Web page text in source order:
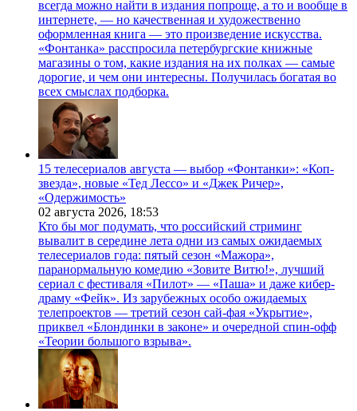
всегда можно найти в издания попроще, а то и вообще в
интернете, — но качественная и художественно
оформленная книга — это произведение искусства.
«Фонтанка» расспросила петербургские книжные
магазины о том, какие издания на их полках — самые
дорогие, и чем они интересны. Получилась богатая во
всех смыслах подборка.
15 телесериалов августа — выбор «Фонтанки»: «Коп-
звезда», новые «Тед Лессо» и «Джек Ричер»,
«Одержимость»
02 августа 2026, 18:53
Кто бы мог подумать, что российский стриминг
вывалит в середине лета одни из самых ожидаемых
телесериалов года: пятый сезон «Мажора»,
паранормальную комедию «Зовите Витю!», лучший
сериал с фестиваля «Пилот» — «Паша» и даже кибер-
драму «Фейк». Из зарубежных особо ожидаемых
телепроектов — третий сезон сай-фая «Укрытие»,
приквел «Блондинки в законе» и очередной спин-офф
«Теории большого взрыва».